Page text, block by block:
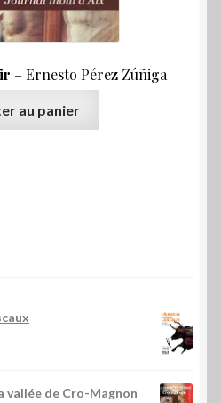
– Er­nes­to Pé­rez Zú­ñi­ga
au panier
vallée de Cro-Magnon